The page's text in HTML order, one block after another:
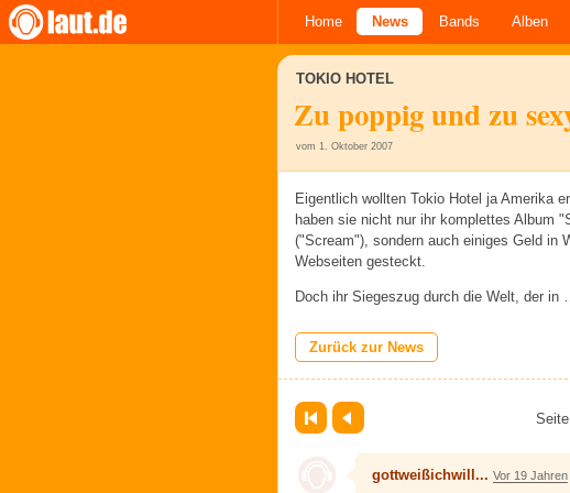
Home News Bands Alben
TOKIO HOTEL
Zu poppig und zu
vom 1. Oktober 2007
Eigentlich wollten Tokio Hotel ja Amerika
haben sie nicht nur ihr komplettes Album
("Scream"), sondern auch einiges Geld in
Webseiten gesteckt.
Doch ihr Siegeszug durch die Welt, der in …
Zurück zur News
Vor
gottweißichwill... Vor 19 Jahren